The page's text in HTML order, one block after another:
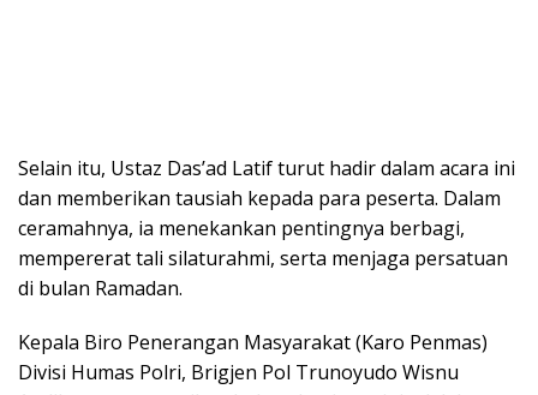
Selain itu, Ustaz Das’ad Latif turut hadir dalam acara ini
dan memberikan tausiah kepada para peserta. Dalam
ceramahnya, ia menekankan pentingnya berbagi,
mempererat tali silaturahmi, serta menjaga persatuan
di bulan Ramadan.
Kepala Biro Penerangan Masyarakat (Karo Penmas)
Divisi Humas Polri, Brigjen Pol Trunoyudo Wisnu